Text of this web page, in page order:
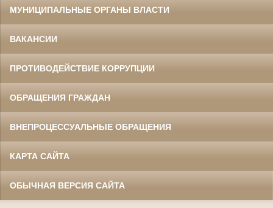
МУНИЦИПАЛЬНЫЕ ОРГАНЫ ВЛАСТИ
ВАКАНСИИ
ПРОТИВОДЕЙСТВИЕ КОРРУПЦИИ
ОБРАЩЕНИЯ ГРАЖДАН
ВНЕПРОЦЕССУАЛЬНЫЕ ОБРАЩЕНИЯ
КАРТА САЙТА
ОБЫЧНАЯ ВЕРСИЯ САЙТА